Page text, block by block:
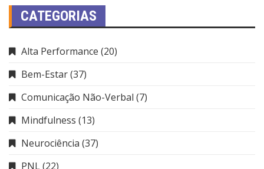
CATEGORIAS
Alta Performance (20)
Bem-Estar(37)
Comunicação Não-Verbal (7)
Mindfulness (13)
Neurociência (37)
PNL(22)